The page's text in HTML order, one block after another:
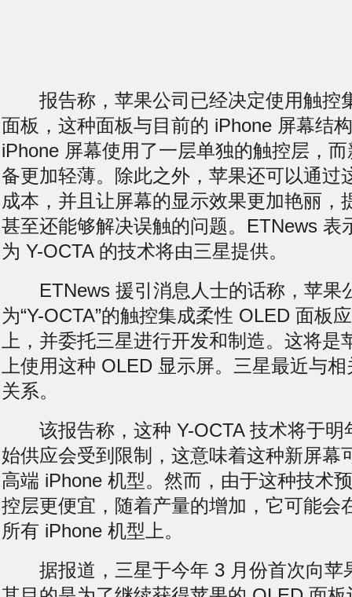
报告称，苹果公司已经决定使用触控
面板，这种面板与目前的 iPhone 屏幕结
iPhone 屏幕使用了一层单独的触控层，
备更加轻薄。除此之外，苹果还可以通过
成本，并且让屏幕的显示效果更加艳丽，
甚至还能够解决误触的问题。ETNews 表
为 Y-OCTA 的技术将由三星提供。
ETNews 援引消息人士的话称，苹果
为“Y-OCTA”的触控集成柔性 OLED 面板
上，并委托三星进行开发和制造。这将是
上使用这种 OLED 显示屏。三星最近与
关系。
该报告称，这种 Y-OCTA 技术将于明
始供应会受到限制，这意味着这种新屏幕
高端 iPhone 机型。然而，由于这种技术
控层更便宜，随着产量的增加，它可能会
所有 iPhone 机型上。
据报道，三星于今年 3 月份首次向苹